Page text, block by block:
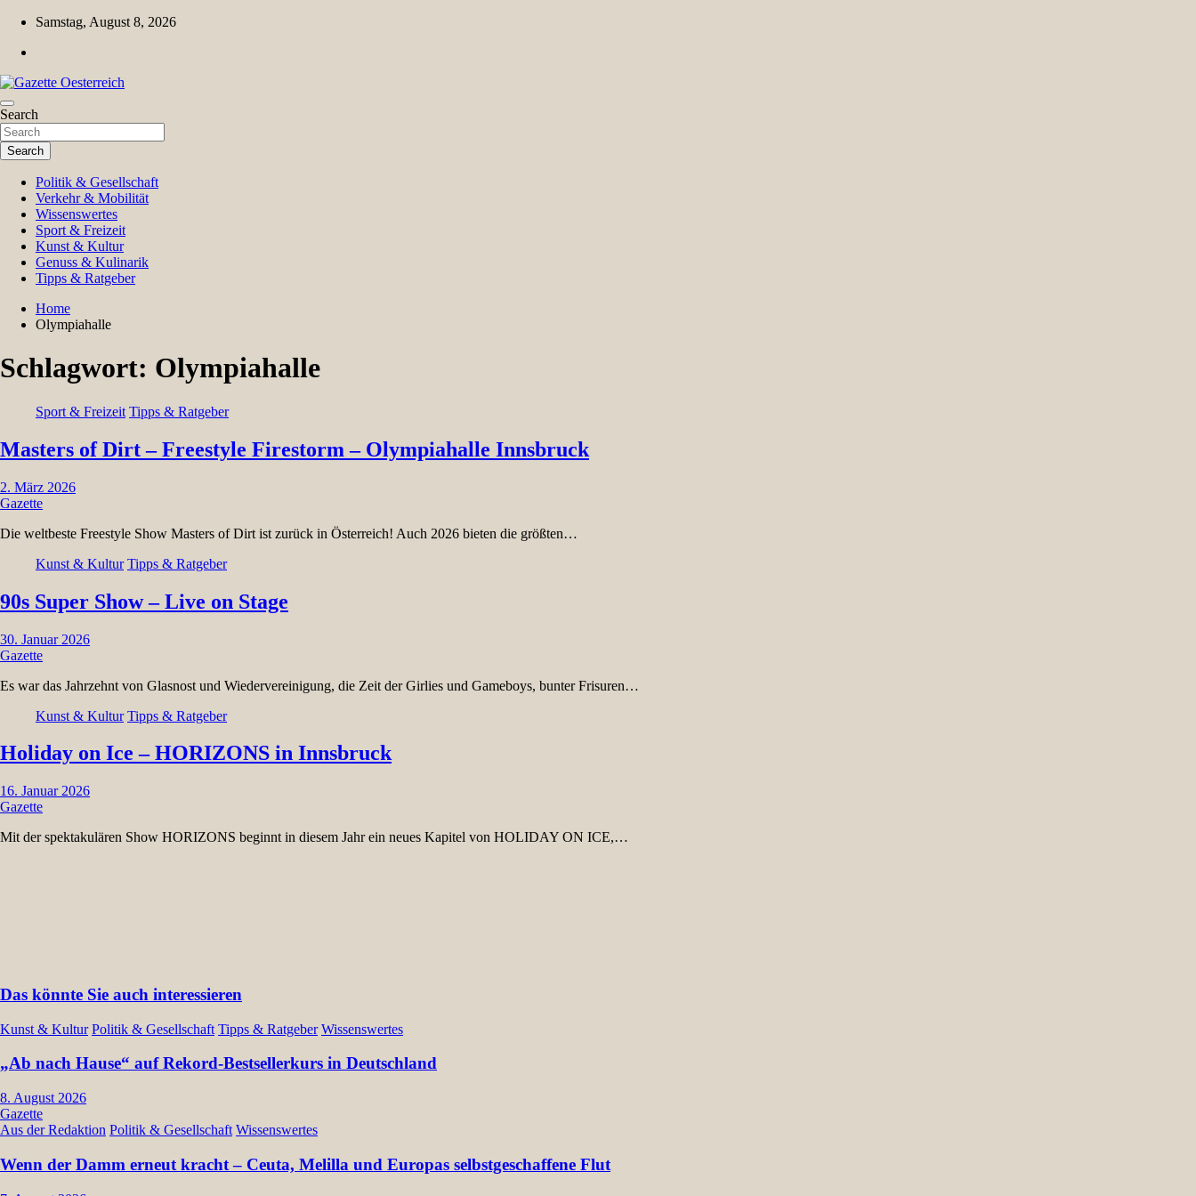
Skip
content
Samstag, August 8, 2026
Gazette Oesterreich
Magazin für Freizeit, Politik, Kultur & Wissenschaft
Search
Search
Politik & Gesellschaft
Verkehr & Mobilität
Wissenswertes
Sport & Freizeit
Kunst & Kultur
Genuss & Kulinarik
Tipps & Ratgeber
Home
Olympiahalle
Schlagwort: Olympiahalle
Sport & Freizeit Tipps & Ratgeber
Masters of Dirt – Freestyle Firestorm – Olympiahalle Innsbruck
2. März 2026
Gazette
Die weltbeste Freestyle Show Masters of Dirt ist zurück in Österreich! Auch 2026 bieten die größten…
Kunst & Kultur Tipps & Ratgeber
90s Super Show – Live on Stage
30. Januar 2026
Gazette
Es war das Jahrzehnt von Glasnost und Wiedervereinigung, die Zeit der Girlies und Gameboys, bunter Frisuren…
Kunst & Kultur Tipps & Ratgeber
Holiday on Ice – HORIZONS in Innsbruck
16. Januar 2026
Gazette
Mit der spektakulären Show HORIZONS beginnt in diesem Jahr ein neues Kapitel von HOLIDAY ON ICE,…
Das könnte Sie auch interessieren
Kunst & Kultur Politik & Gesellschaft Tipps & Ratgeber Wissenswertes
„Ab nach Hause“ auf Rekord-Bestsellerkurs in Deutschland
8. August 2026
Gazette
Aus der Redaktion Politik & Gesellschaft Wissenswertes
Wenn der Damm erneut kracht – Ceuta, Melilla und Europas selbstgeschaffene Flut